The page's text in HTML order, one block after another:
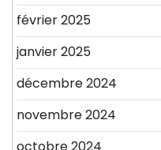
février 2025
janvier 2025
décembre 2024
novembre 2024